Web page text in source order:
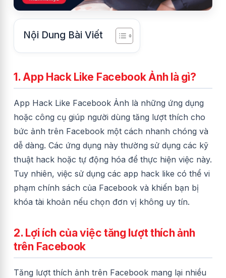
Nội Dung Bài Viết
1. App Hack Like Facebook Ảnh là gì?
App Hack Like Facebook Ảnh là những ứng dụng
hoặc công cụ giúp người dùng tăng lượt thích cho
bức ảnh trên Facebook một cách nhanh chóng và
dễ dàng. Các ứng dụng này thường sử dụng các kỹ
thuật hack hoặc tự động hóa để thực hiện việc này.
Tuy nhiên, việc sử dụng các app hack like có thể vi
phạm chính sách của Facebook và khiến bạn bị
khóa tài khoản nếu chọn đơn vị không uy tín.
2. Lợi ích của việc tăng lượt thích ảnh
trên Facebook
Tăng lượt thích ảnh trên Facebook mang lại nhiều